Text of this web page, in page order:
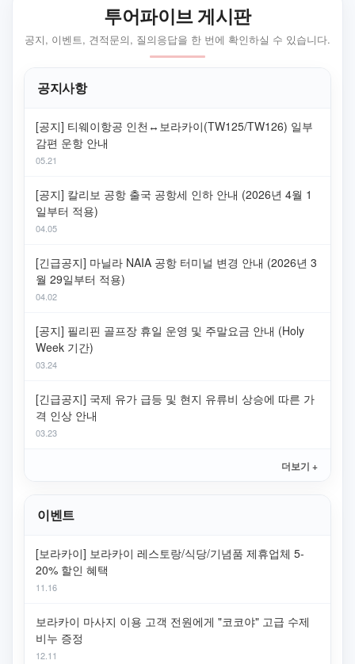
투어파이브 게시판
공지, 이벤트, 견적문의, 질의응답을 한 번에 확인하실 수 있습니다.
공지사항
[공지] 티웨이항공 인천↔보라카이(TW125/TW126) 일부
감편 운항 안내
05.21
[공지] 칼리보 공항 출국 공항세 인하 안내 (2026년 4월 1
일부터 적용)
04.05
[긴급공지] 마닐라 NAIA 공항 터미널 변경 안내 (2026년 3
월 29일부터 적용)
04.02
[공지] 필리핀 골프장 휴일 운영 및 주말요금 안내 (Holy
Week 기간)
03.24
[긴급공지] 국제 유가 급등 및 현지 유류비 상승에 따른 가
격 인상 안내
03.23
더보기 +
이벤트
[보라카이] 보라카이 레스토랑/식당/기념품 제휴업체 5-
20% 할인 혜택
11.16
보라카이 마사지 이용 고객 전원에게 "코코야" 고급 수제
비누 증정
12.11